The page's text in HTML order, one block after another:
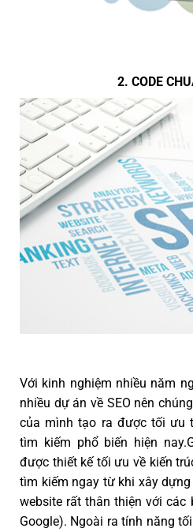
2. CODE
Với kinh nghiệm nhiều năm
nhiều dự án về SEO nên
của mình tạo ra được tối ưu
tìm kiếm phổ biến hiện
được thiết kế tối ưu về kiến
tìm kiếm ngay từ khi xây
website rất thân thiện với
Google). Ngoài ra tính năng